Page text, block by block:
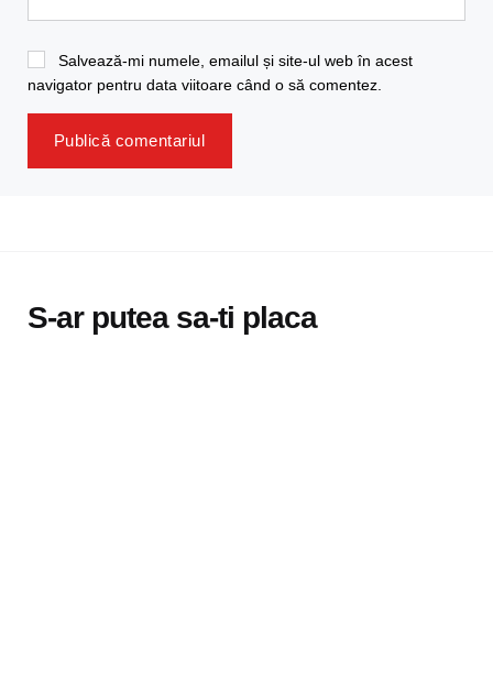
Salvează-mi numele, emailul și site-ul web în acest
navigator pentru data viitoare când o să comentez.
S-ar putea sa-ti placa